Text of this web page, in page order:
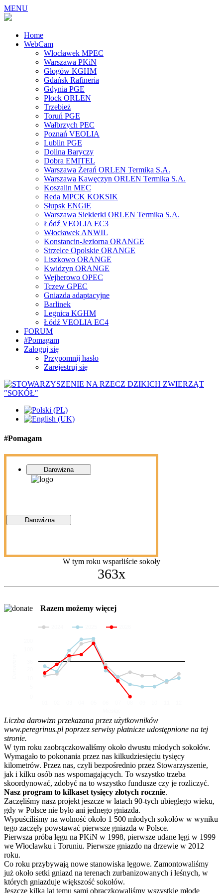
MENU
Home
WebCam
Włocławek MPEC
Warszawa PKiN
Głogów KGHM
Gdańsk Rafineria
Gdynia PGE
Płock ORLEN
Trzebież
Toruń PGE
Wałbrzych PEC
Poznań VEOLIA
Lublin PGE
Dolina Baryczy
Dobra EMITEL
Warszawa Żerań ORLEN Termika S.A.
Warszawa Kawęczyn ORLEN Termika S.A.
Koszalin MEC
Reda MPCK KOKSIK
Słupsk ENGiE
Warszawa Siekierki ORLEN Termika S.A.
Łódź VEOLIA EC3
Włocławek ANWIL
Konstancin-Jeziorna ORANGE
Strzelce Opolskie ORANGE
Liszkowo ORANGE
Kwidzyn ORANGE
Wejherowo OPEC
Tczew GPEC
Gniazda adaptacyjne
Barlinek
Legnica KGHM
Łódź VEOLIA EC4
FORUM
#Pomagam
Zaloguj się
Przypomnij hasło
Zarejestruj się
#Pomagam
Darowizna
Darowizna
W tym roku wsparliście sokoły
363x
Razem możemy więcej
Liczba darowizn przekazana przez użytkowników
www.peregrinus.pl poprzez serwisy płatnicze udostępnione na tej
stronie.
W tym roku zaobrączkowaliśmy około dwustu młodych sokołów.
Wymagało to pokonania przez nas kilkudziesięciu tysięcy
kilometrów. Przez nas, czyli bezpośrednio przez Stowarzyszenie,
jak i kilku osób nas wspomagających. To wszystko trzeba
skoordynować, zdobyć na to wszystko fundusze czy je rozliczyć.
Nasz program to kilkaset tysięcy złotych rocznie.
Zaczęliśmy nasz projekt jeszcze w latach 90-tych ubiegłego wieku,
gdy w Polsce nie było ani jednego gniazda.
Wypuściliśmy na wolność około 1 500 młodych sokołów w wyniku
tego zaczęły powstawać pierwsze gniazda w Polsce.
Pierwsza próba lęgu na PKiN w 1998, pierwsze udane lęgi w 1999
we Włocławku i Toruniu. Pierwsze gniazdo na drzewie w 2012
roku.
Co roku przybywają nowe stanowiska lęgowe. Zamontowaliśmy
już około setki gniazd na terenach zurbanizowanych i leśnych, w
których gniazduje większość sokołów.
Jeszcze kilka lat temu sami obrączkowaliśmy wszystkie młode